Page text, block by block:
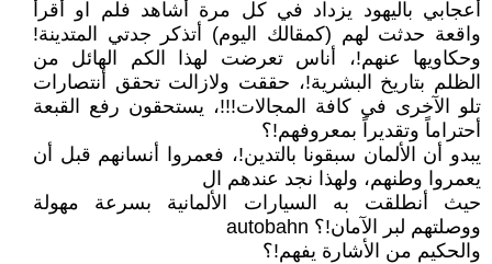
أعجابي باليهود يزداد في كل مرة أشاهد فلم او أقرأ
واقعة حدثت لهم (كمقالك اليوم) أتذكر جدتي المتدينة!
وحكاويها عنهم!، أناس تعرضت لهذا الكم الهائل من
الظلم بتاريخ البشرية!، حققت ولازالت تحقق أنتصارات
تلو الآخرى في كافة المجالات!!!، يستحقون رفع القبعة
أحتراماً وتقديراً بمعروفهم!؟
يبدو أن الألمان سبقونا بالتدين!، فعمروا أنسانهم قبل أن
يعمروا وطنهم، ولهذا نجد عندهم ال
حيث أنطلقت به السيارات الألمانية بسرعة مهولة
ووصلتهم لبر الآمان!؟ autobahn
والحكيم من الأشارة يفهم!؟